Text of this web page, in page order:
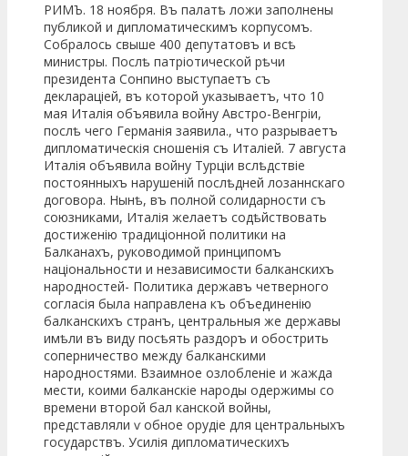
РИМЪ. 18 ноября. Въ палатѣ ложи заполнены
публикой и дипломатическимъ корпусомъ.
Собралось свыше 400 депутатовъ и всѣ
министры. Послѣ патріотической рѣчи
президента Сонпино выступаетъ съ
деклараціей, въ которой указываетъ, что 10
мая Италія объявила войну Австро-Венгріи,
послѣ чего Германія заявила., что разрываетъ
дипломатическія сношенія съ Италіей. 7 августа
Италія объявила войну Турціи вслѣдствіе
постоянныхъ нарушеній послѣдней лозаннскаго
договора. Нынѣ, въ полной солидарности съ
союзниками, Италія желаетъ содѣйствовать
достиженію традиціонной политики на
Балканахъ, руководимой принципомъ
національности и независимости балканскихъ
народностей- Политика державъ четверного
согласія была направлена къ объединенію
балканскихъ странъ, центральныя же державы
имѣли въ виду посѣять раздоръ и обострить
соперничество между балканскими
народностями. Взаимное озлобленіе и жажда
мести, коими балканскіе народы одержимы со
времени второй бал канской войны,
представляли ѵ обное орудіе для центральныхъ
государствъ. Усилія дипломатическихъ